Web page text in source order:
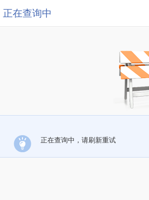
正在查询中
正在查询中，请刷新重试